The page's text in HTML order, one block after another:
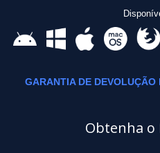
GARANTIA DE DEVOLUÇÃO
Obtenha o